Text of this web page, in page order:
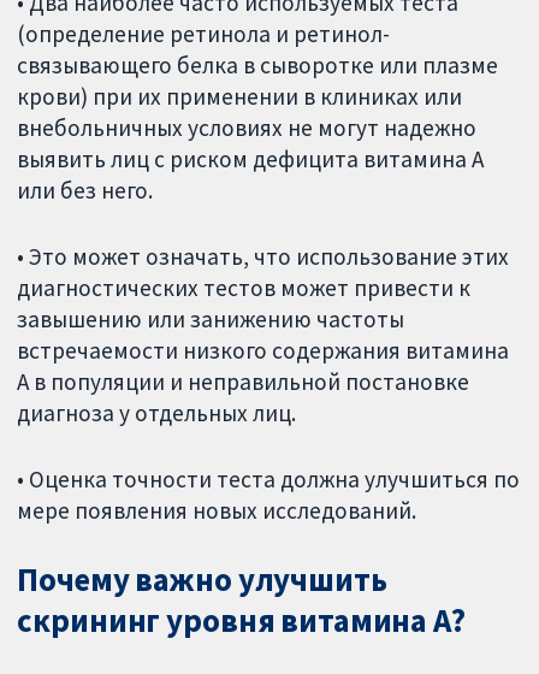
(определение ретинола и ретинол-
связывающего белка в сыворотке или плазме
крови) при их применении в клиниках или
внебольничных условиях не могут надежно
выявить лиц с риском дефицита витамина А
или без него.
• Это может означать, что использование этих
диагностических тестов может привести к
завышению или занижению частоты
встречаемости низкого содержания витамина
А в популяции и неправильной постановке
диагноза у отдельных лиц.
• Оценка точности теста должна улучшиться по
мере появления новых исследований.
Почему важно улучшить
скрининг уровня витамина А?